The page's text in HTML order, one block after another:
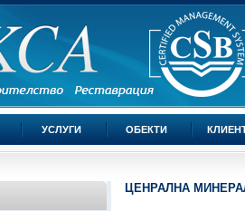
УСЛУГИ ОБЕКТИ
ЦЕНРАЛНА